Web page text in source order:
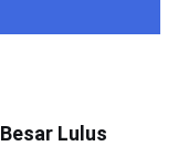
Lulus